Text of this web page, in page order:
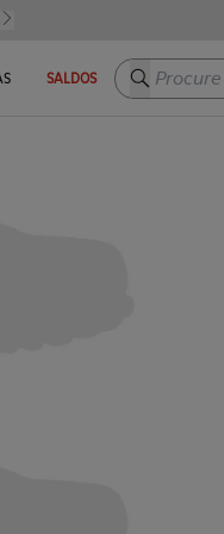
SALDOS Procure aqui